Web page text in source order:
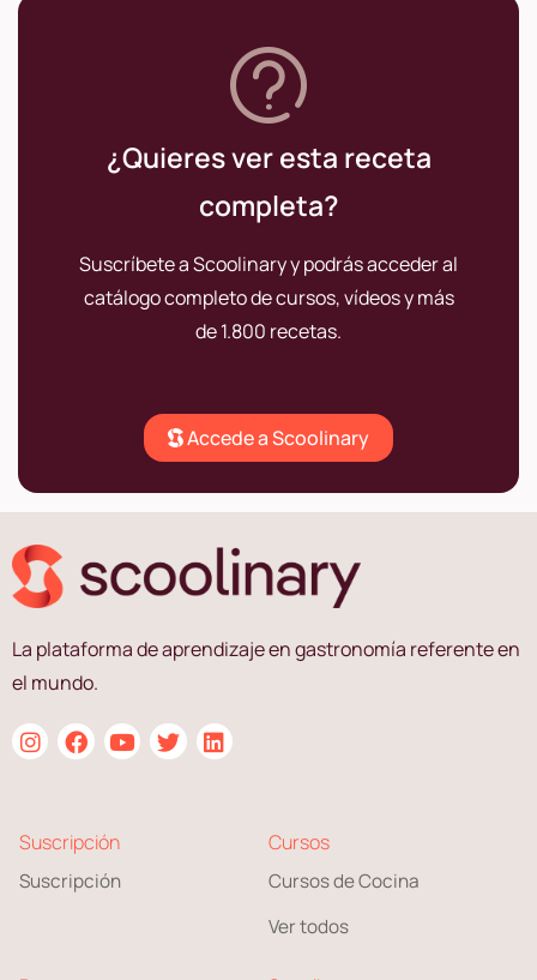
¿Quieres ver esta receta
completa?
Suscríbete a Scoolinary y podrás acceder al
catálogo completo de cursos, vídeos y más
de 1.800 recetas.
Accede a Scoolinary
La plataforma de aprendizaje en gastronomía referente en
el mundo.
Suscripción
Suscripción
Cursos
Cursos de Cocina
Ver todos